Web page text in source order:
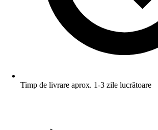
Timp de livrare aprox. 1-3 zile lucrătoare